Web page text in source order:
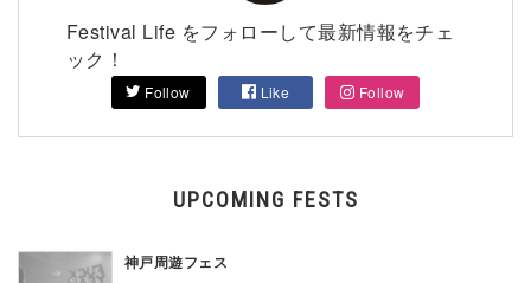
Festival Life をフォローして最新情報をチェ
ック！
Follow Like Follow
UPCOMING FESTS
神戸周遊フェス